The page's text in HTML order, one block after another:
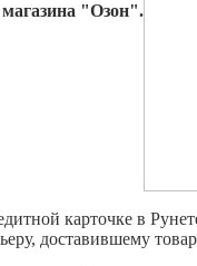
"Озон".
карточке в
доставившему